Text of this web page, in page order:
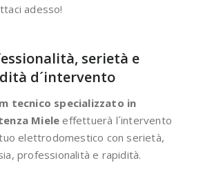
adesso!
serietà e
d´intervento
tecnico specializzato in
Mieleeffettuerà l´intervento
elettrodomestico con serietà,
professionalità e rapidità.